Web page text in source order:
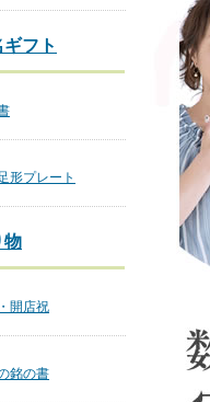
フト
形プレート
物
開店祝
銘の書